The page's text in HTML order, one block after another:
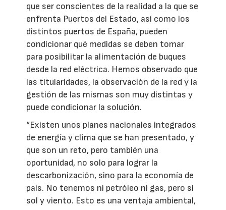
que ser conscientes de la realidad a la que se
enfrenta Puertos del Estado, así como los
distintos puertos de España, pueden
condicionar qué medidas se deben tomar
para posibilitar la alimentación de buques
desde la red eléctrica. Hemos observado que
las titularidades, la observación de la red y la
gestión de las mismas son muy distintas y
puede condicionar la solución.
“Existen unos planes nacionales integrados
de energía y clima que se han presentado, y
que son un reto, pero también una
oportunidad, no solo para lograr la
descarbonización, sino para la economía de
país. No tenemos ni petróleo ni gas, pero si
sol y viento. Esto es una ventaja ambiental,